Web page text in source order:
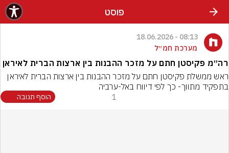
פוסט
08:13 - 18.06.2026
מערכת חמ״ל
רה״מ פקיסטן חתם על מזכר ההבנות בין ארצות הברית לאיראן
בתפקיד מתווך- כך לפי דיווח באל-ערביה
1 הוסף תגובה